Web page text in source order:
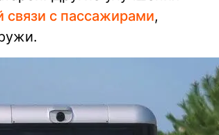
связи с пассажирами,